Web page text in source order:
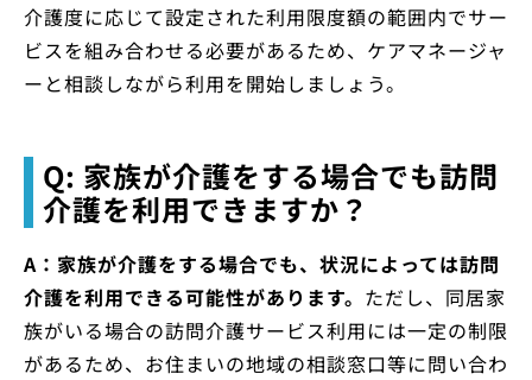
介護度に応じて設定された利用限度額の範囲内でサー
ビスを組み合わせる必要があるため、ケアマネージャ
ーと相談しながら利用を開始しましょう。
Q: 家族が介護をする場合でも訪問
介護を利用できますか？
A：家族が介護をする場合でも、状況によっては訪問
介護を利用できる可能性があります。 ただし、同居家
族がいる場合の訪問介護サービス利用には一定の制限
があるため、お住まいの地域の相談窓口等に問い合わ